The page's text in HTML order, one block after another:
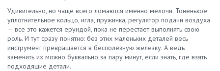
Удивительно, но чаще всего ломаются именно мелочи. Тоненькое
уплотнительное кольцо, игла, пружинка, регулятор подачи воздуха
— все это кажется ерундой, пока не перестает выполнять свою
роль. И тут сразу понятно: без этих маленьких деталей весь
инструмент превращается в бесполезную железку. А ведь
заменить их можно буквально за пару минут, если знать, где взять
подходящие детали.